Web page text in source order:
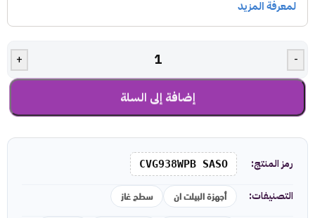
-
+
إضافة إلى السلة
رمز المنتج: CVG938WPB SASO
التصنيفات: أجهزة البيلت ان سطح غاز